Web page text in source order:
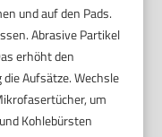
und auf den Pads.
Abrasive Partikel
erhöht den
Aufsätze. Wechsle
um
Kohlebürsten